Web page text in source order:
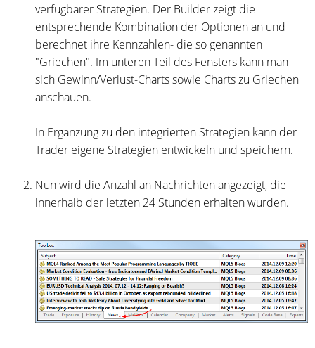
verfügbarer Strategien. Der Builder zeigt die
entsprechende Kombination der Optionen an und
berechnet ihre Kennzahlen- die so genannten
"Griechen". Im unteren Teil des Fensters kann man
sich Gewinn/Verlust-Charts sowie Charts zu Griechen
anschauen.
In Ergänzung zu den integrierten Strategien kann der
Trader eigene Strategien entwickeln und speichern.
Nun wird die Anzahl an Nachrichten angezeigt, die
innerhalb der letzten 24 Stunden erhalten wurden.